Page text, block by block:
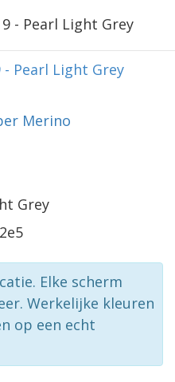
- Pearl Light Grey
Pearl Light Grey
Merino
Grey
Elke scherm
Werkelijke kleuren
op een echt